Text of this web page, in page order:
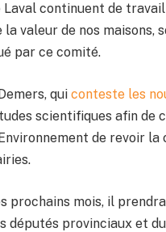
Laval continuent de
valeur de nos maisons,
par ce comité.
quiconteste les
scientifiques afin de
de revoir
prochains mois, il
députés provinciaux et